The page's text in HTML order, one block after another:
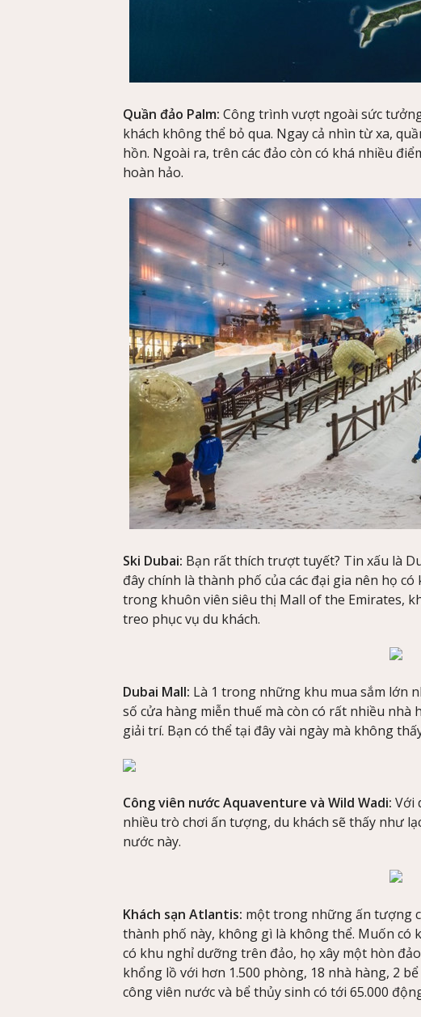
Quần đảo Palm: Công trình vượt ngoài sức
khách không thể bỏ qua. Ngay cả nhìn từ xa,
hồn. Ngoài ra, trên các đảo còn có khá nhiều
hoàn hảo.
Ski Dubai: Bạn rất thích trượt tuyết? Tin xấu là
đây chính là thành phố của các đại gia nên họ
trong khuôn viên siêu thị Mall of the Emirates,
treo phục vụ du khách.
Dubai Mall: Là 1 trong những khu mua sắm lớn
số cửa hàng miễn thuế mà còn có rất nhiều nhà
giải trí. Bạn có thể tại đây vài ngày mà không
Công viên nước Aquaventure và Wild Wadi: Với
nhiều trò chơi ấn tượng, du khách sẽ thấy như
nước này.
Khách sạn Atlantis: một trong những ấn tượng
thành phố này, không gì là không thể. Muốn
có khu nghỉ dưỡng trên đảo, họ xây một hòn
khổng lồ với hơn 1.500 phòng, 18 nhà hàng, 2
công viên nước và bể thủy sinh có tới 65.000